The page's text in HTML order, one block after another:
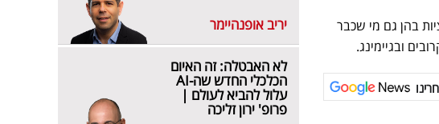
ומציג מגוון סיטואציות בהן גם מי שכבר
ובגיימינג.
יריב אופנהיימר
לא האבטלה: זה האיום
הכלכלי החדש שה-AI
עלול להביא לעולם |
פרופ' ירון זליכה